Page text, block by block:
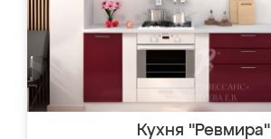
Кухня "Ревмира"